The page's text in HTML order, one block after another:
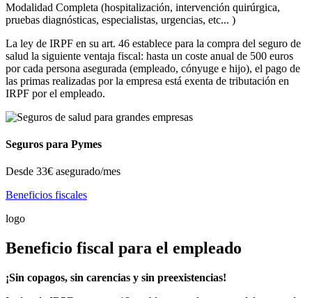
Modalidad Completa (hospitalización, intervención quirúrgica,
pruebas diagnósticas, especialistas, urgencias, etc... )
La ley de IRPF en su art. 46 establece para la compra del seguro de
salud la siguiente ventaja fiscal: hasta un coste anual de 500 euros
por cada persona asegurada (empleado, cónyuge e hijo), el pago de
las primas realizadas por la empresa está exenta de tributación en
IRPF por el empleado.
Seguros para Pymes
Desde 33€ asegurado/mes
Beneficios fiscales
logo
Beneficio fiscal para el empleado
¡Sin copagos, sin carencias y sin preexistencias!